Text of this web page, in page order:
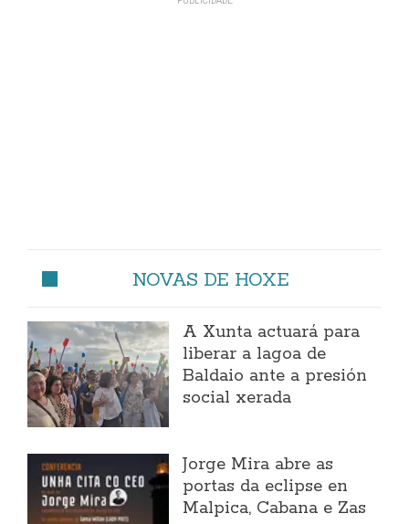
NOVAS DE HOXE
A Xunta actuará para
liberar a lagoa de
Baldaio ante a presión
social xerada
Jorge Mira abre as
portas da eclipse en
Malpica, Cabana e Zas